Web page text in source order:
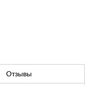
Отзывы